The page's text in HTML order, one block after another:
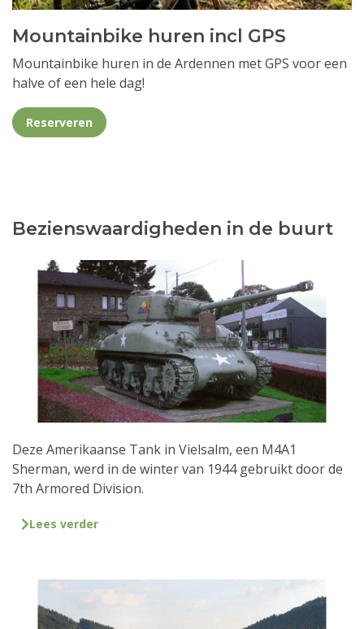
Mountainbike huren incl GPS
Mountainbike huren in de Ardennen met GPS voor een
halve of een hele dag!
Reserveren
Bezienswaardigheden in de buurt
Deze Amerikaanse Tank in Vielsalm, een M4A1
Sherman, werd in de winter van 1944 gebruikt door de
7th Armored Division.
Lees verder